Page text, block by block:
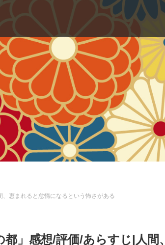
、恵まれると怠惰になるという怖さがある
」感想/評価/あらすじ|人間、